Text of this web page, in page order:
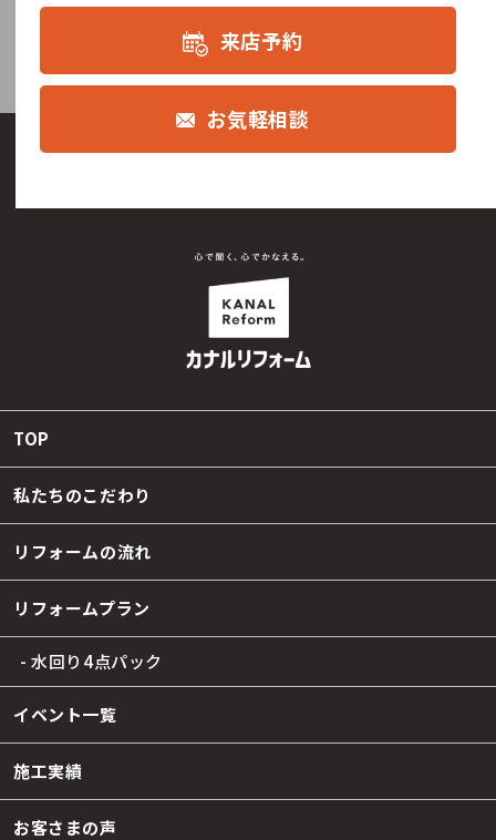
来店予約
お気軽相談
TOP
私たちのこだわり
リフォームの流れ
リフォームプラン
- 水回り4点パック
イベント一覧
施工実績
お客さまの声